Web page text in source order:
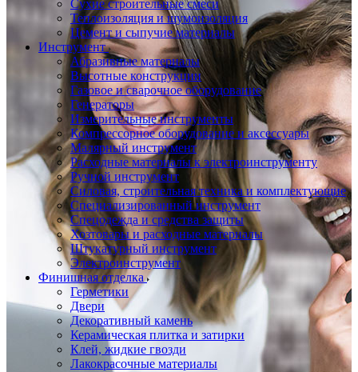
Сухие строительные смеси
Теплоизоляция и шумоизоляция
Цемент и сыпучие материалы
Инструмент
Абразивные материалы
Высотные конструкции
Газовое и сварочное оборудование
Генераторы
Измерительные инструменты
Компрессорное оборудование и аксессуары
Малярный инструмент
Расходные материалы к электроинструменту
Ручной инструмент
Силовая, строительная техника и комплектующие
Специализированный инструмент
Спецодежда и средства защиты
Хозтовары и расходные материалы
Штукатурный инструмент
Электроинструмент
Финишная отделка
Герметики
Двери
Декоративный камень
Керамическая плитка и затирки
Клей, жидкие гвозди
Лакокрасочные материалы